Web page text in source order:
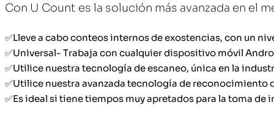
Con U Count es la solución más avanzada en el
✅Lleve a cabo conteos internos de exostencias, con un
✅Universal- Trabaja con cualquier dispositivo móvil
✅Utilice nuestra tecnología de escaneo, única en la
✅Utilice nuestra avanzada tecnología de reconocimiento
✅Es ideal si tiene tiempos muy apretados para la toma